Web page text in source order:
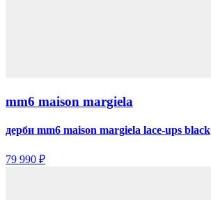
mm6 maison margiela
дерби mm6 maison margiela lace-ups black
79 990 ₽